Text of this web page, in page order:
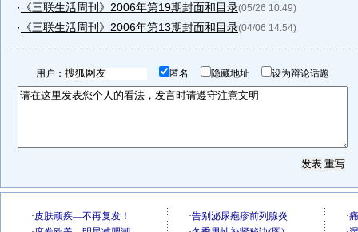
· 《三联生活周刊》2006年第19期封面和目录(05/26 10:49)
· 《三联生活周刊》2006年第13期封面和目录(04/06 14:54)
用户： 匿名 隐藏地址 设为辩论话题